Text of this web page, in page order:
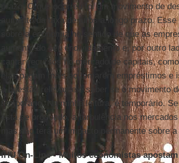
prazo. O que ocorreu foi um movimento de
aumento da taxa de juros a longo prazo.
sobre a economia no sentido de que as
aumento do seu endividamento e, por outro
captar recursos no mercado de capitais,
elas pagam mais ao tomarem empréstimos
a questão relevante é saber se o movimento
temporário. Na minha leitura, é temporário.
está se propondo, a turbulência nos
mas não terá um impacto permanente sobre a
IHU On-Line - Muitos economistas